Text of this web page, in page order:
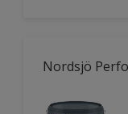
Nordsjö